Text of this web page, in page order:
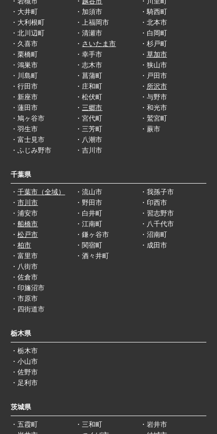
・大井町
・大利根町
・加須市
・上福岡市
・騎西町
・北本市
・北川辺町
・久喜市
・栗橋町
・鴻巣市
・川島町
・行田市
・清瀬市
・ さいたま市
・幸手市
・志木市
・菖蒲町
・庄和町
・白岡町
・杉戸町
・ 草加市
・狭山市
・戸田市
・ 所沢市
・新座市
・蓮田市
・鳩ヶ谷市
・羽生市
・富士見市
・ふじみ野市
・松伏町
・三郷市
・宮代町
・三芳町
・八潮市
・吉川市
・与野市
・和光市
・鷲宮町
・蕨市
千葉県
・千葉市（全域）
・市川市
・浦安市
・船橋市
・松戸市
・柏市
・流山市
・野田市
・白井町
・江南町
・鎌ヶ谷市
・関宿町
・我孫子市
・印西市
・習志野市
・八千代市
・沼南町
・成田市
・富里市
・八街市
・佐倉市
・印旛沼市
・市原市
・四街道市
・酒々井町
栃木県
・栃木市
・小山市
・佐野市
・足利市
茨城県
・五霞町
・三和町
・岩井市